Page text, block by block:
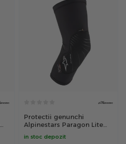
Protectii genunchi
Alpinestars Paragon Lite
in stoc depozit